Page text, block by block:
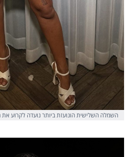
השמלה השלישית הונועזת ביותר נועדה לקרוע